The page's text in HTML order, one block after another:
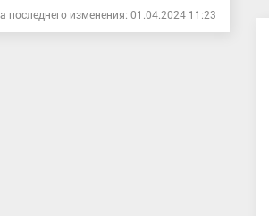
последнего изменения: 01.04.2024 11:23